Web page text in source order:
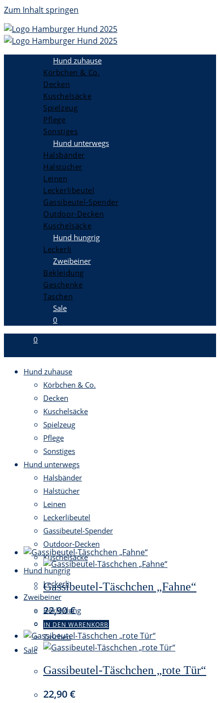
Zum Inhalt springen
Hund zuhause
Körbchen & Co.
Decken
Kuschelsäcke
Spielzeug
Pflege
Sonstiges
Hund unterwegs
Halsbänder
Halstücher
Leinen
Leckerlibeutel
Gassibeutel-Spender
Outdoor-Decken
Kuschelsäcke
Hund hungrig
Leckerli
Zweibeiner
Bekleidung
Geschenke
Taschen
Sale
0
0
Hund zuhause
Körbchen & Co.
Decken
Kuschelsäcke
Spielzeug
Pflege
Sonstiges
Hund unterwegs
Halsbänder
Halstücher
Leinen
Leckerlibeutel
Gassibeutel-Spender
Outdoor-Decken
Kuschelsäcke
Hund hungrig
Leckerli
Zweibeiner
Bekleidung
Geschenke
Taschen
Sale
Gassibeutel-Täschchen „Fahne“
22,90€
IN DEN WARENKORB
Gassibeutel-Täschchen „rote Tür“
22,90€